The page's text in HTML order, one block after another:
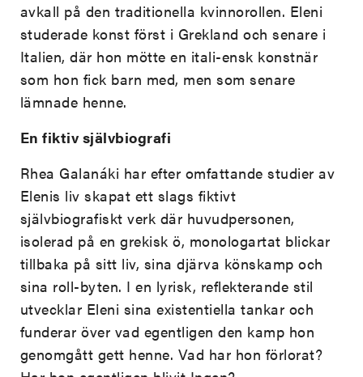
avkall på den traditionella kvinnorollen. Eleni
studerade konst först i Grekland och senare i
Italien, där hon mötte en itali-ensk konstnär
som hon fick barn med, men som senare
lämnade henne.
En fiktiv självbiografi
Rhea Galanáki har efter omfattande studier av
Elenis liv skapat ett slags fiktivt
självbiografiskt verk där huvudpersonen,
isolerad på en grekisk ö, monologartat blickar
tillbaka på sitt liv, sina djärva könskamp och
sina roll-byten. I en lyrisk, reflekterande stil
utvecklar Eleni sina existentiella tankar och
funderar över vad egentligen den kamp hon
genomgått gett henne. Vad har hon förlorat?